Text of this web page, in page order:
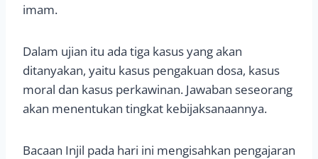
imam.
Dalam ujian itu ada tiga kasus yang akan
ditanyakan, yaitu kasus pengakuan dosa, kasus
moral dan kasus perkawinan. Jawaban seseorang
akan menentukan tingkat kebijaksanaannya.
Bacaan Injil pada hari ini mengisahkan pengajaran